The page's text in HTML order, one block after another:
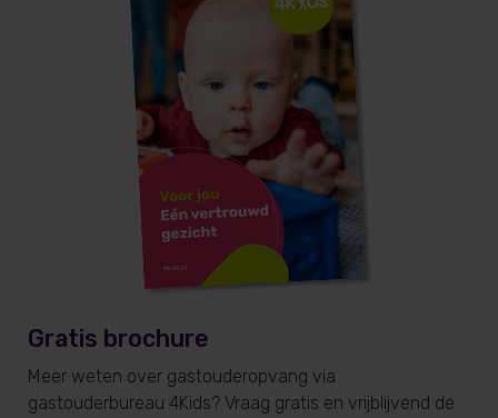
Gratis brochure
Meer weten over gastouderopvang via
gastouderbureau 4Kids? Vraag gratis en vrijblijvend de